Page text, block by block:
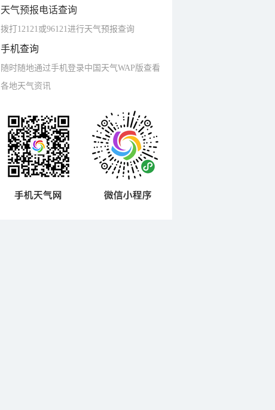
天气预报电话查询
拨打12121或96121进行天气预报查询
手机查询
随时随地通过手机登录中国天气WAP版查看
各地天气资讯